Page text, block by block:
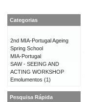
Categorias
2nd MIA-Portugal Ageing
Spring School
MIA-Portugal
SAW - SEEING AND
ACTING WORKSHOP
Emolumentos (1)
Pesquisa Rápida